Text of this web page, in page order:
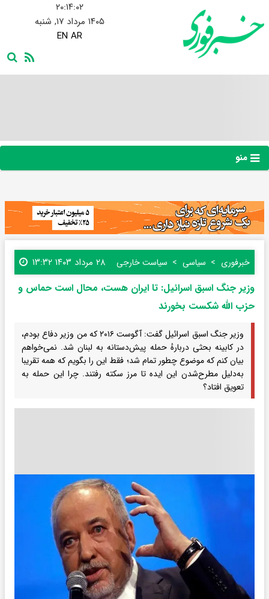
۲۰:۱۴:۰۳
۱۴۰۵ مرداد ۱۷, شنبه
EN AR
منو
خبرفوری سیاسی سیاست خارجی ۲۸ مرداد ۱۴۰۳ ۱۳:۳۲
وزیر جنگ اسبق اسرائیل: تا ایران هست، محال است حماس و
حزب الله شکست بخورند
وزیر جنگ اسبق اسرائیل گفت: آگوست ۲۰۱۶ که من وزیر دفاع بودم،
در کابینه بحثی دربارهٔ حمله پیش‌دستانه به لبنان شد. نمی‌خواهم
بیان کنم که موضوع چطور تمام شد؛ فقط این را بگویم که همه تقریبا
به‌دلیل مطرح‌شدن این ایده تا مرز سکته رفتند. چرا این حمله به
تعویق افتاد؟